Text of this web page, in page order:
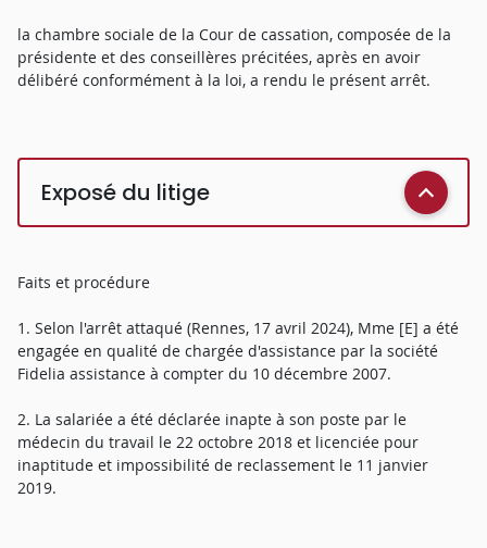
la chambre sociale de la Cour de cassation, composée de la
présidente et des conseillères précitées, après en avoir
délibéré conformément à la loi, a rendu le présent arrêt.
Exposé du litige
Faits et procédure
1. Selon l'arrêt attaqué (Rennes, 17 avril 2024), Mme [E] a été
engagée en qualité de chargée d'assistance par la société
Fidelia assistance à compter du 10 décembre 2007.
2. La salariée a été déclarée inapte à son poste par le
médecin du travail le 22 octobre 2018 et licenciée pour
inaptitude et impossibilité de reclassement le 11 janvier
2019.